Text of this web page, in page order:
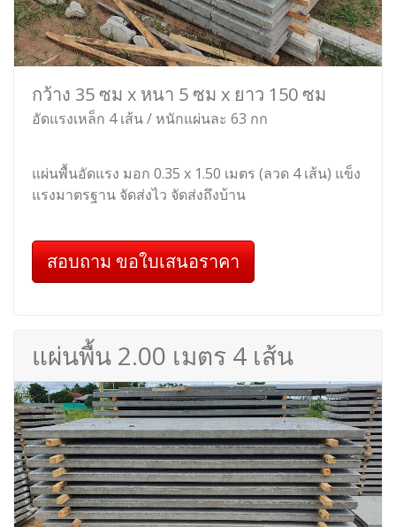
กว้าง 35 ซม x หนา 5 ซม x ยาว 150 ซม
อัดแรงเหล็ก 4 เส้น / หนักแผ่นละ 63 กก
แผ่นพื้นอัดแรง มอก 0.35 x 1.50 เมตร (ลวด 4 เส้น) แข็ง
แรงมาตรฐาน จัดส่งไว จัดส่งถึงบ้าน
สอบถาม ขอใบเสนอราคา
แผ่นพื้น 2.00 เมตร 4 เส้น